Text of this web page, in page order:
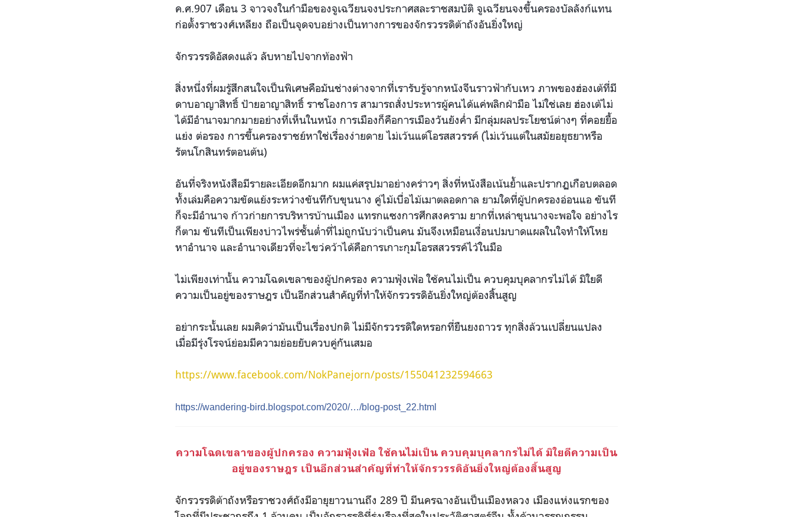
ค.ศ.907 เดือน 3 จาวจงในกำมือของจูเฉวียนจงประกาศสละราชสมบัติ จูเฉวียนจงขึ้นครองบัลลังก์แทน
ก่อตั้งราชวงศ์เหลียง ถือเป็นจุดจบอย่างเป็นทางการของจักรวรรดิต้าถังอันยิ่งใหญ่
จักรวรรดิอัสดงแล้ว ลับหายไปจากท้องฟ้า
สิ่งหนึ่งที่ผมรู้สึกสนใจเป็นพิเศษคือมันช่างต่างจากที่เรารับรู้จากหนังจีนราวฟ้ากับเหว ภาพของฮ่องเต้ที่มี
ดาบอาญาสิทธิ์ ป้ายอาญาสิทธิ์ ราชโองการ สามารถสั่งประหารผู้คนได้แค่พลิกฝ่ามือ ไม่ใช่เลย ฮ่องเต้ไม่
ได้มีอำนาจมากมายอย่างที่เห็นในหนัง การเมืองก็คือการเมืองวันยังค่ำ มีกลุ่มผลประโยชน์ต่างๆ ที่คอยยื้อ
แย่ง ต่อรอง การขึ้นครองราชย์หาใช่เรื่องง่ายดาย ไม่เว้นแต่โอรสสวรรค์ (ไม่เว้นแต่ในสมัยอยุธยาหรือ
รัตนโกสินทร์ตอนต้น)
อันที่จริงหนังสือมีรายละเอียดอีกมาก ผมแค่สรุปมาอย่างคร่าวๆ สิ่งที่หนังสือเน้นย้ำและปรากฏเกือบตลอด
ทั้งเล่มคือความขัดแย้งระหว่างขันทีกับขุนนาง คู่ไม้เบื่อไม้เมาตลอดกาล ยามใดที่ผู้ปกครองอ่อนแอ ขันที
ก็จะมีอำนาจ ก้าวก่ายการบริหารบ้านเมือง แทรกแซงการศึกสงคราม ยากที่เหล่าขุนนางจะพอใจ อย่างไร
ก็ตาม ขันทีเป็นเพียงบ่าวไพร่ชั้นต่ำที่ไม่ถูกนับว่าเป็นคน มันจึงเหมือนเงื่อนปมบาดแผลในใจทำให้โหย
หาอำนาจ และอำนาจเดียวที่จะไขว่คว้าได้คือการเกาะกุมโอรสสวรรค์ไว้ในมือ
ไม่เพียงเท่านั้น ความโฉดเขลาของผู้ปกครอง ความฟุ้งเฟ้อ ใช้คนไม่เป็น ควบคุมบุคลากรไม่ได้ มิใยดี
ความเป็นอยู่ของราษฎร เป็นอีกส่วนสำคัญที่ทำให้จักรวรรดิอันยิ่งใหญ่ต้องสิ้นสูญ
อย่ากระนั้นเลย ผมคิดว่ามันเป็นเรื่องปกติ ไม่มีจักรวรรดิใดหรอกที่ยืนยงถาวร ทุกสิ่งล้วนเปลี่ยนแปลง
เมื่อมีรุ่งโรจน์ย่อมมีความย่อยยับควบคู่กันเสมอ
https://www.facebook.com/NokPanejorn/posts/155041232594663
https://wandering-bird.blogspot.com/2020/…/blog-post_22.html
ความโฉดเขลาของผู้ปกครอง ความฟุ้งเฟ้อ ใช้คนไม่เป็น ควบคุมบุคลากรไม่ได้ มิใยดีความเป็น
อยู่ของราษฎร เป็นอีกส่วนสำคัญที่ทำให้จักรวรรดิอันยิ่งใหญ่ต้องสิ้นสูญ
จักรวรรดิต้าถังหรือราชวงศ์ถังมีอายุยาวนานถึง 289 ปี มีนครฉางอันเป็นเมืองหลวง เมืองแห่งแรกของ